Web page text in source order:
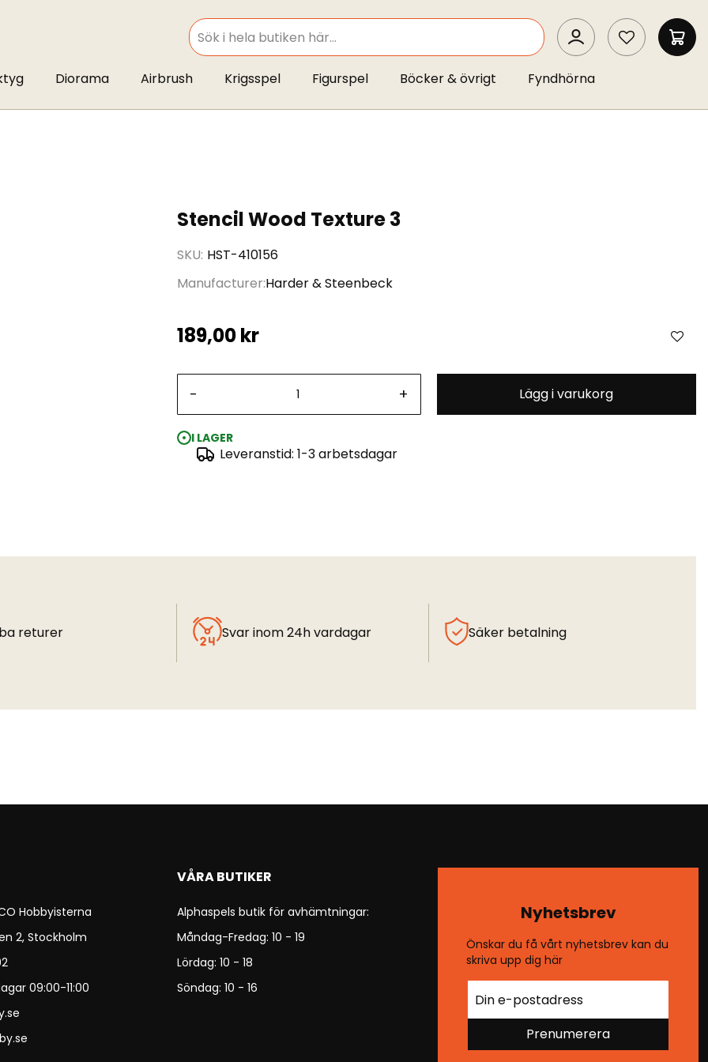
SEARCH
SEARCH
MIN
Diorama Airbrush Krigsspel Figurspel Böcker & övrigt Fyndhörna
Stencil Wood Texture 3
SKU HST-410156
Manufacturer Harder & Steenbeck
189,00 kr
- + Lägg i varukorg
I LAGER
Leveranstid: 1-3 arbetsdagar
returer Svar inom 24h vardagar Säker betalning
Hobbyisterna
2, Stockholm
09:00-11:00
VÅRA BUTIKER
Alphaspels butik för avhämtningar:
Måndag-Fredag: 10 - 19
Lördag: 10 - 18
Söndag: 10 - 16
Nyhetsbrev
Önskar du få vårt nyhetsbrev kan du
skriva upp dig här
Prenumerera